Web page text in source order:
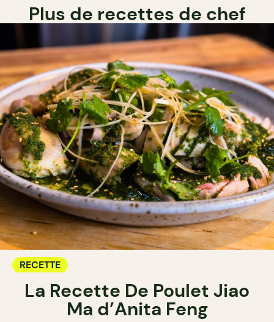
Plus de recettes de chef
RECETTE
La Recette De Poulet Jiao
Ma d’Anita Feng